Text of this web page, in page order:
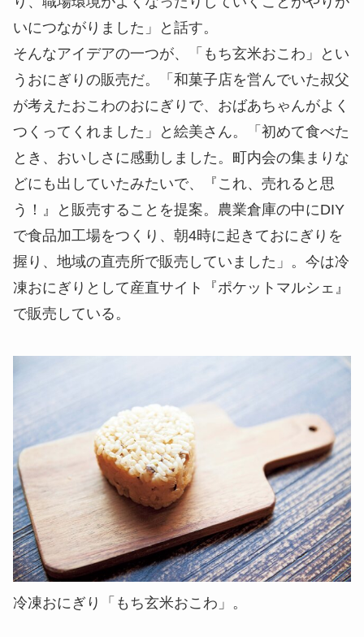
いにつながりました」と話す。
そんなアイデアの一つが、「もち玄米おこわ」とい
うおにぎりの販売だ。「和菓子店を営んでいた叔父
が考えたおこわのおにぎりで、おばあちゃんがよく
つくってくれました」と絵美さん。「初めて食べた
とき、おいしさに感動しました。町内会の集まりな
どにも出していたみたいで、『これ、売れると思
う！』と販売することを提案。農業倉庫の中にDIY
で食品加工場をつくり、朝4時に起きておにぎりを
握り、地域の直売所で販売していました」。今は冷
凍おにぎりとして産直サイト『ポケットマルシェ』
で販売している。
冷凍おにぎり「もち玄米おこわ」。